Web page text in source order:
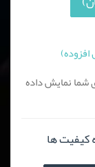
شما نمایش داده
کیفیت ها